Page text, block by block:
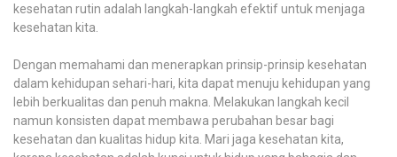
kesehatan rutin adalah langkah-langkah efektif untuk menjaga
kesehatan kita.
Dengan memahami dan menerapkan prinsip-prinsip kesehatan
dalam kehidupan sehari-hari, kita dapat menuju kehidupan yang
lebih berkualitas dan penuh makna. Melakukan langkah kecil
namun konsisten dapat membawa perubahan besar bagi
kesehatan dan kualitas hidup kita. Mari jaga kesehatan kita,